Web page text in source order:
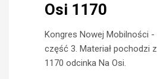
Osi 1170
Kongres Nowej Mobilności -
część 3. Materiał pochodzi z
1170 odcinka Na Osi.